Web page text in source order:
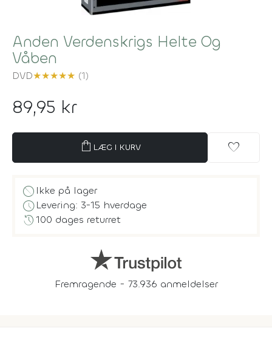
Anden Verdenskrigs Helte Og
Våben
DVD★★★★★ (1)
89,95 kr
shopping_bag LÆG I KURV favorite
block Ikke på lager
scheduleLevering: 3-15 hverdage
history100 dages returret
Fremragende - 73.936 anmeldelser